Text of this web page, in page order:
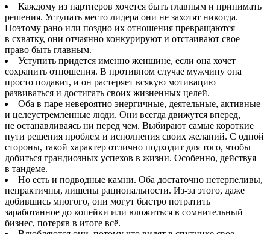
Каждому из партнеров хочется быть главным и принимать
решения. Уступать место лидера они не захотят никогда.
Поэтому рано или поздно их отношения превращаются
в схватку, они отчаянно конкурируют и отстаивают свое
право быть главным.
Уступить придется именно женщине, если она хочет
сохранить отношения. В противном случае мужчину она
просто подавит, и он растеряет всякую мотивацию
развиваться и достигать своих жизненных целей.
Оба в паре невероятно энергичные, деятельные, активные
и целеустремленные люди. Они всегда движутся вперед,
не останавливаясь ни перед чем. Выбирают самые короткие
пути решения проблем и исполнения своих желаний. С одной
стороны, такой характер отлично подходит для того, чтобы
добиться грандиозных успехов в жизни. Особенно, действуя
в тандеме.
Но есть и подводные камни. Оба достаточно нетерпеливы,
непрактичны, лишены рациональности. Из-за этого, даже
добившись многого, они могут быстро потратить
заработанное до копейки или вложиться в сомнительный
бизнес, потеряв в итоге всё.